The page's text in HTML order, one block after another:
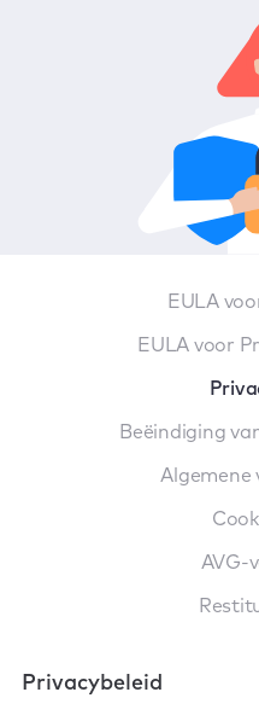
EULA
EULA voor
Beëindiging
Algemene
AVG-
Privacybeleid